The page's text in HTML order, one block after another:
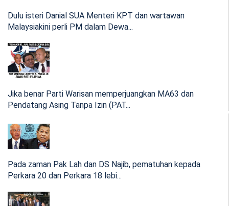
Blogger, Papagomo atau Wan Muhammad Azri Wan Deris
wajar digelar ‘pemf...
06:11 Nov 22, 2023
Gesaan SAPP dikecam PH-DAP, PGRS, PN dan BN
bukti Yong Teck Lee orang tua yang tidak relevan
lagi
2018 di Kota...
11:08 Aug 16, 2023
MDEC buka 3 geran utama: Realiti atau rancangan
monopoli kartel?
Dulu isteri Danial SUA Menteri KPT dan wartawan
Malaysiakini perli PM dalam Dewa...
Jika benar Parti Warisan memperjuangkan MA63 dan
Pendatang Asing Tanpa Izin (PAT...
Pada zaman Pak Lah dan DS Najib, pematuhan kepada
Perkara 20 dan Perkara 18 lebi...